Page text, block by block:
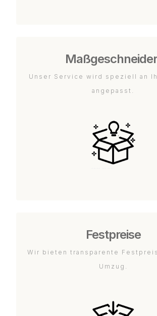
Unser Service wird speziell an
angepasst.
Festpreise
Wir bieten transparente
Umzug.